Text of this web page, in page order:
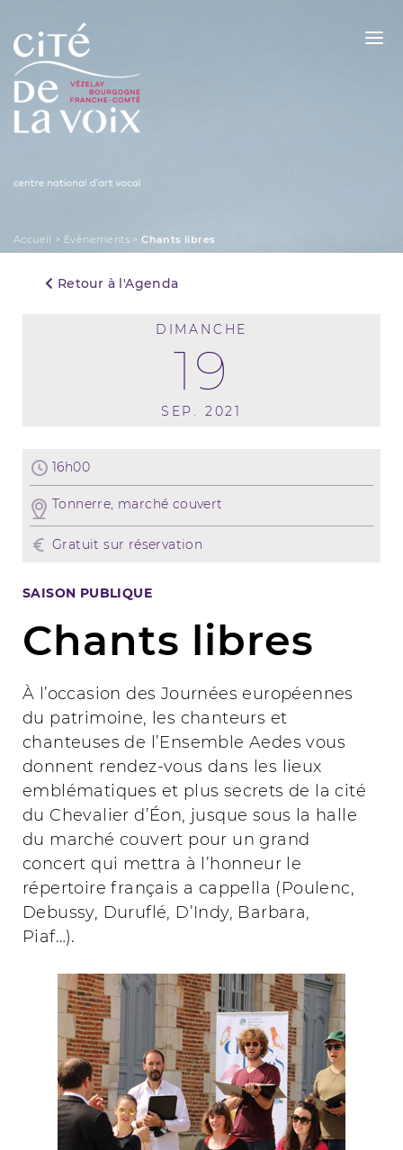
Skip
content
Accueil > Évènements >Chants libres
Retour à l'Agenda
DIMANCHE
19
SEP. 2021
16h00
Tonnerre, marché couvert
Gratuit sur réservation
SAISON PUBLIQUE
Chants libres
À l’occasion des Journées européennes
du patrimoine, les chanteurs et
chanteuses de l’Ensemble Aedes vous
donnent rendez-vous dans les lieux
emblématiques et plus secrets de la cité
du Chevalier d’Éon, jusque sous la halle
du marché couvert pour un grand
concert qui mettra à l’honneur le
répertoire français a cappella (Poulenc,
Debussy, Duruflé, D’Indy, Barbara,
Piaf…).